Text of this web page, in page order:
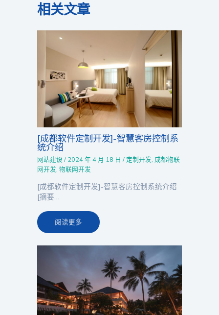
相关文章
[成都软件定制开发]-智慧客房控制系
统介绍
网站建设 / 2024 年 4 月 18 日/ 定制开发,成都物联
网开发,物联网开发
[成都软件定制开发]-智慧客房控制系统介绍
[摘要…
阅读更多